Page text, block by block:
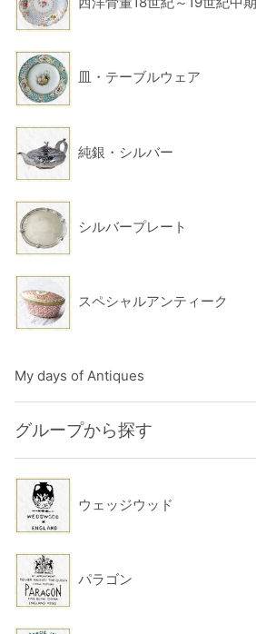
皿・テーブルウェア
純銀・シルバー
シルバープレート
スペシャルアンティーク
My days of Antiques
グループから探す
ウェッジウッド
パラゴン